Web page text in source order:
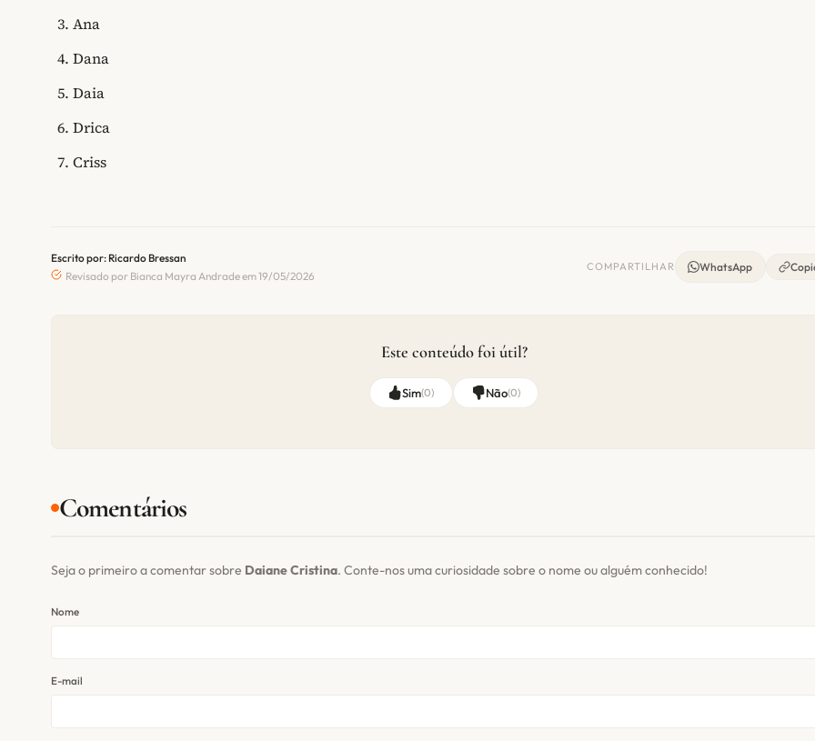
Ana
Dana
Daia
Drica
Criss
Escrito por: Ricardo Bressan
Revisado por Bianca Mayra Andrade em 19/05/2026
COMPARTILHAR WhatsApp
Este conteúdo foi útil?
Sim(0) Não(0)
Comentários
Seja o primeiro a comentar sobre Daiane Cristina. Conte-nos uma curiosidade sobre o nome ou alguém conhecido!
Nome
E-mail